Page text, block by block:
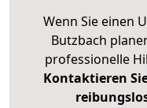
Wenn Sie einen
Butzbach
professionelle
Kontaktieren